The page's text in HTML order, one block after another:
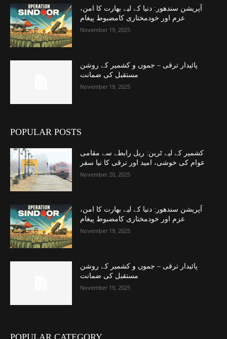
آپریشن سندھور: دنیا کے لیے بھارت کا امن،
عزم اور خودمختاری کامضبوط پیغام
November 19, 2025
پائیدار ترقی – جموں و کشمیر کے روشن
مستقبل کی ضمانت
November 19, 2025
POPULAR POSTS
کشمیر کے لیے ٹرین: ریل رابطے سے مقامی
عوام کی خوشی، امید اور ترقی کا نیا سفر
November 20, 2025
آپریشن سندھور: دنیا کے لیے بھارت کا امن،
عزم اور خودمختاری کامضبوط پیغام
November 19, 2025
پائیدار ترقی – جموں و کشمیر کے روشن
مستقبل کی ضمانت
November 19, 2025
POPULAR CATEGORY